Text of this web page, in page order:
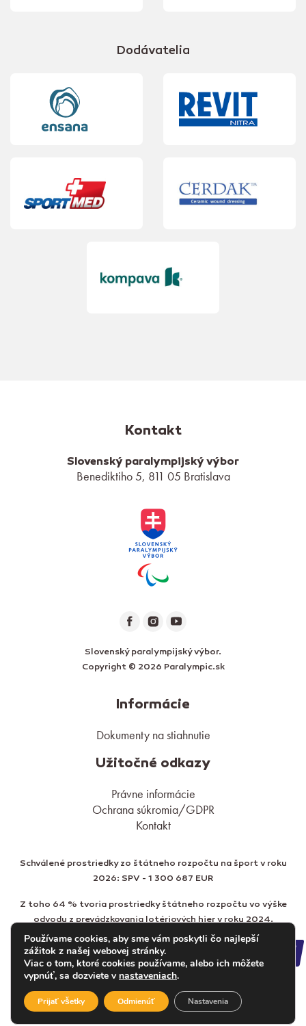
Dodávatelia
Kontakt
Slovenský paralympijský výbor
Benediktiho 5, 811 05 Bratislava
Slovenský paralympijský výbor.
Copyright © 2026 Paralympic.sk
Informácie
Dokumenty na stiahnutie
Užitočné odkazy
Právne informácie
Ochrana súkromia/GDPR
Kontakt
Schválené prostriedky zo štátneho rozpočtu na šport v roku
2026: SPV - 1 300 687 EUR
Z toho 64 % tvoria prostriedky štátneho rozpočtu vo výške
odvodu z prevádzkovania lotériových hier v roku 2024.
Používame cookies, aby sme vám poskytli čo najlepší
zážitok z našej webovej stránky.
Viac o tom, ktoré cookies používame, alebo ich môžete
vypnúť, sa dozviete v nastaveniach.
Prijať všetky Odmienúť Nastavenia